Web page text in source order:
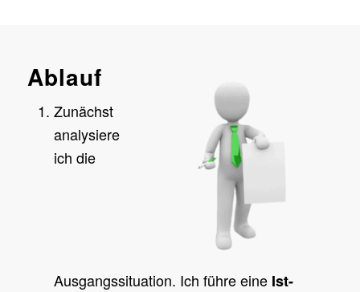
Ablauf
Zunächst
analysiere
ich die
Ausgangssituation. Ich führe eine Ist-